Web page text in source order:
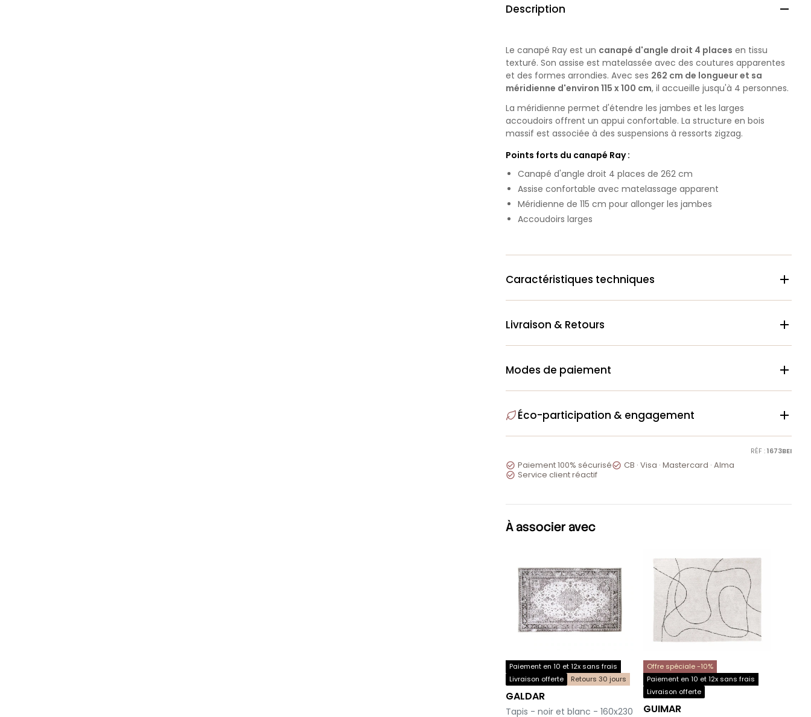
Description 
Le canapé Ray est un canapé d'angle droit 4 places en tissu
texturé. Son assise est matelassée avec des coutures apparentes
et des formes arrondies. Avec ses 262 cm de longueur et sa
méridienne d'environ 115 x 100 cm, il accueille jusqu'à 4 personnes.
La méridienne permet d'étendre les jambes et les larges
accoudoirs offrent un appui confortable. La structure en bois
massif est associée à des suspensions à ressorts zigzag.
Points forts du canapé Ray :
Canapé d'angle droit 4 places de 262 cm
Assise confortable avec matelassage apparent
Méridienne de 115 cm pour allonger les jambes
Accoudoirs larges
Caractéristiques techniques 
Livraison & Retours 
Modes de paiement 
Éco-participation & engagement 
RÉF :1673BEI
 Paiement 100% sécurisé CB · Visa · Mastercard · Alma
 Service client réactif
À associer avec
Paiement en 10 et 12x sans frais
Livraison offerte
Retours 30 jours
GALDAR
-
Tapis - noir et blanc - 160x230
Offre spéciale -10%
Paiement en 10 et 12x sans frais
Livraison offerte
GUIMAR